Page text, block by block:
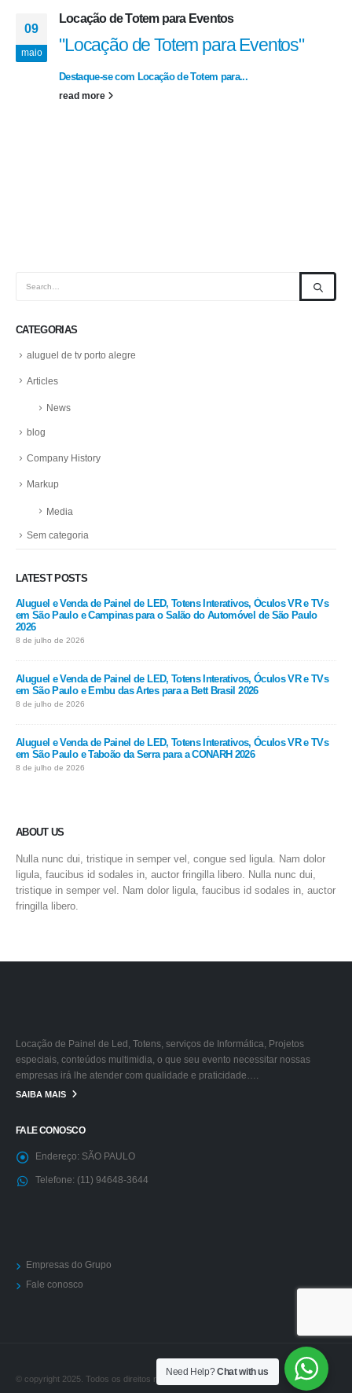
09
maio
Locação de Totem para Eventos
"Locação de Totem para Eventos"
Destaque-se com Locação de Totem para...
read more
CATEGORIAS
aluguel de tv porto alegre
Articles
News
blog
Company History
Markup
Media
Sem categoria
LATEST POSTS
Aluguel e Venda de Painel de LED, Totens Interativos, Óculos VR e TVs
em São Paulo e Campinas para o Salão do Automóvel de São Paulo
2026
8 de julho de 2026
Aluguel e Venda de Painel de LED, Totens Interativos, Óculos VR e TVs
em São Paulo e Embu das Artes para a Bett Brasil 2026
8 de julho de 2026
Aluguel e Venda de Painel de LED, Totens Interativos, Óculos VR e TVs
em São Paulo e Taboão da Serra para a CONARH 2026
8 de julho de 2026
ABOUT US
Nulla nunc dui, tristique in semper vel, congue sed ligula. Nam dolor
ligula, faucibus id sodales in, auctor fringilla libero. Nulla nunc dui,
tristique in semper vel. Nam dolor ligula, faucibus id sodales in, auctor
fringilla libero.
Locação de Painel de Led, Totens, serviços de Informática, Projetos
especiais, conteúdos multimidia, o que seu evento necessitar nossas
empresas irá lhe atender com qualidade e praticidade….
SAIBA MAIS
FALE CONOSCO
Endereço: SÃO PAULO
Telefone: (11) 94648-3644
Empresas do Grupo
Fale conosco
© copyright 2025. Todos os direitos reservados.
Need Help?Chat with us